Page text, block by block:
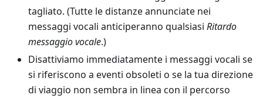
tagliato. (Tutte le distanze annunciate nei
messaggi vocali anticiperanno qualsiasi Ritardo
messaggio vocale.)
Disattiviamo immediatamente i messaggi vocali se
si riferiscono a eventi obsoleti o se la tua direzione
di viaggio non sembra in linea con il percorso